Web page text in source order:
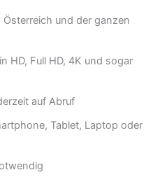
und der ganzen
HD, Full HD, 4K und sogar
auf Abruf
Tablet, Laptop oder